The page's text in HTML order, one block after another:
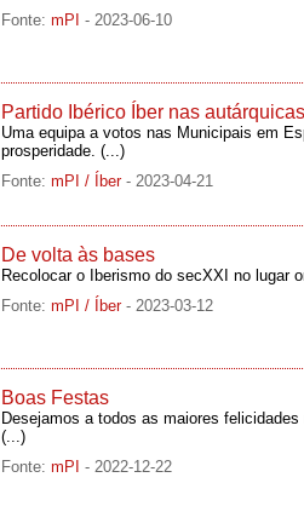
Fonte: mPI - 2023-06-10
Partido Ibérico Íber nas
Uma equipa a votos nas Municipais em
prosperidade. (...)
Fonte: mPI / Íber - 2023-04-21
De volta às bases
Recolocar o Iberismo do secXXI no lugar
Fonte: mPI / Íber - 2023-03-12
Boas Festas
Desejamos a todos as maiores
(...)
Fonte: mPI - 2022-12-22